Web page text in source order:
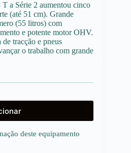
a Série 2 aumentou cinco
(até 51 cm). Grande
(55 litros) com
e potente motor OHV.
tracção e pneus
o trabalho com grande
deste equipamento